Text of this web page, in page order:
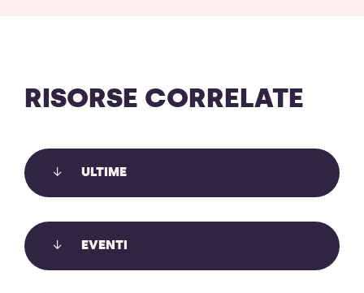
RISORSE CORRELATE
ULTIME
EVENTI